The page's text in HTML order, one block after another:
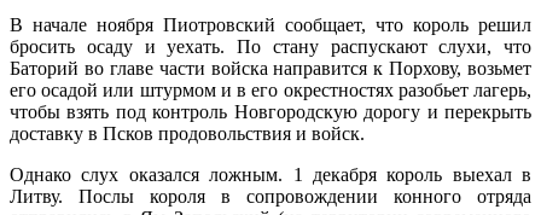
В начале ноября Пиотровский сообщает, что король решил
бросить осаду и уехать. По стану распускают слухи, что
Баторий во главе части войска направится к Порхову, возьмет
его осадой или штурмом и в его окрестностях разобьет лагерь,
чтобы взять под контроль Новгородскую дорогу и перекрыть
доставку в Псков продовольствия и войск.
Однако слух оказался ложным. 1 декабря король выехал в
Литву. Послы короля в сопровождении конного отряда